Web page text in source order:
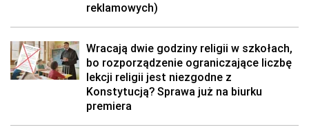
reklamowych)
Wracają dwie godziny religii w szkołach,
bo rozporządzenie ograniczające liczbę
lekcji religii jest niezgodne z
Konstytucją? Sprawa już na biurku
premiera